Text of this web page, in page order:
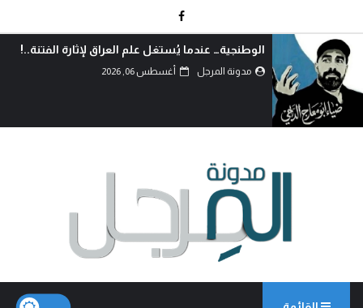
مسيرة الأربعين الاممية ثورة ضد الانانية وافشال
للمخططات الشيطانية..!